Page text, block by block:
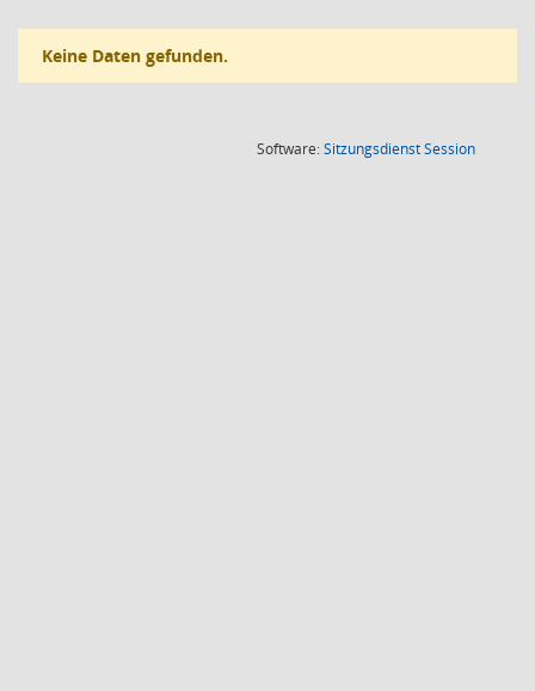
Keine Daten gefunden.
Software:SitzungsdienstSession(Wird in